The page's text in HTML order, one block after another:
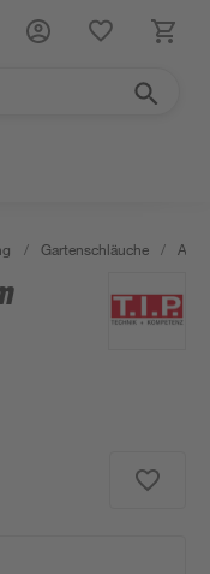
/ Gartenschläuche /